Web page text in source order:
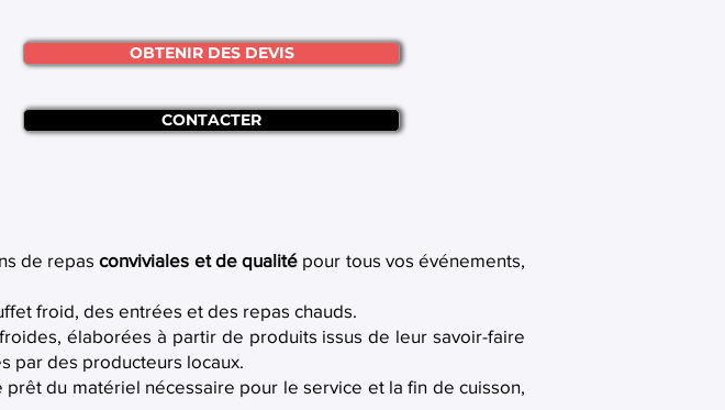
OBTENIR DES DEVIS
CONTACTER
de repasconviviales et de qualité pour tous vos événements,
froid, des entrées et des repas chauds.
élaborées à partir de produits issus de leur savoir-faire
par des producteurs locaux.
du matériel nécessaire pour le service et la fin de cuisson,